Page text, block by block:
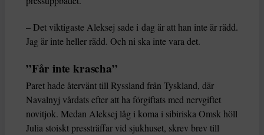
– Det viktigaste Aleksej sade i dag är att han inte är rädd.
Jag är inte heller rädd. Och ni ska inte vara det.
”Får inte krascha”
Paret hade återvänt till Ryssland från Tyskland, där
Navalnyj vårdats efter att ha förgiftats med nervgiftet
novitjok. Medan Aleksej låg i koma i sibiriska Omsk höll
Julia stoiskt pressträffar vid sjukhuset, skrev brev till